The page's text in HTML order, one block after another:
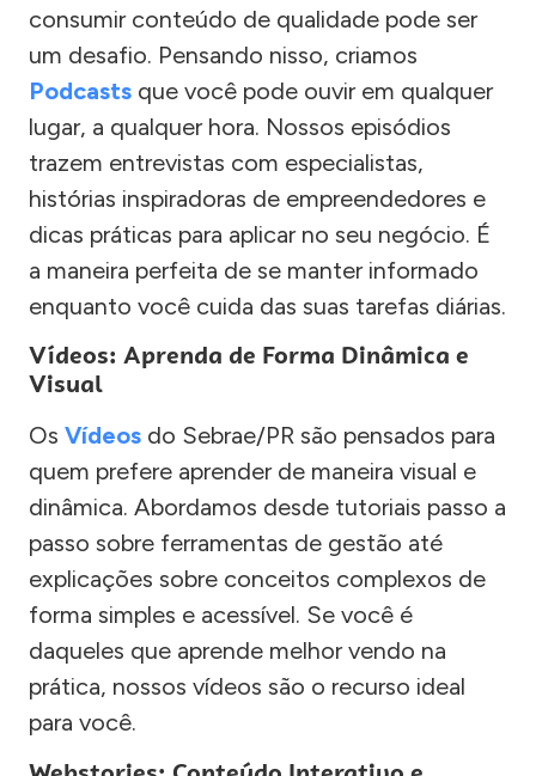
consumir conteúdo de qualidade pode ser
um desafio. Pensando nisso, criamos
Podcasts que você pode ouvir em qualquer
lugar, a qualquer hora. Nossos episódios
trazem entrevistas com especialistas,
histórias inspiradoras de empreendedores e
dicas práticas para aplicar no seu negócio. É
a maneira perfeita de se manter informado
enquanto você cuida das suas tarefas diárias.
Vídeos: Aprenda de Forma Dinâmica e
Visual
Os Vídeos do Sebrae/PR são pensados para
quem prefere aprender de maneira visual e
dinâmica. Abordamos desde tutoriais passo a
passo sobre ferramentas de gestão até
explicações sobre conceitos complexos de
forma simples e acessível. Se você é
daqueles que aprende melhor vendo na
prática, nossos vídeos são o recurso ideal
para você.